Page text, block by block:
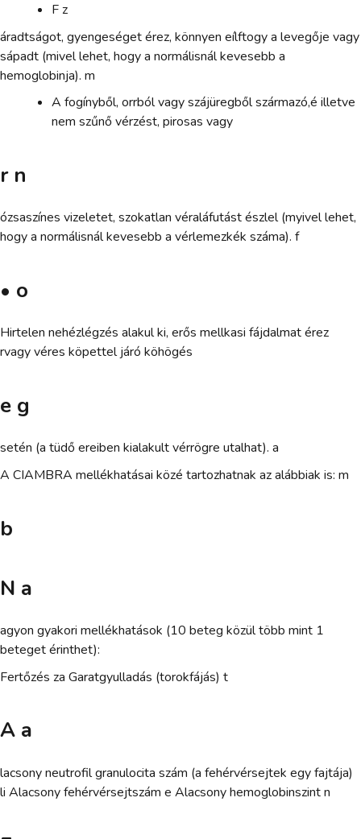
F z
áradtságot, gyengeséget érez, könnyen eílftogy a levegője vagy
sápadt (mivel lehet, hogy a normálisnál kevesebb a
hemoglobinja). m
A fogínyből, orrból vagy szájüregből származó,é illetve
nem szűnő vérzést, pirosas vagy
r n
ózsaszínes vizeletet, szokatlan véraláfutást észlel (myivel lehet,
hogy a normálisnál kevesebb a vérlemezkék száma). f
• o
Hirtelen nehézlégzés alakul ki, erős mellkasi fájdalmat érez
rvagy véres köpettel járó köhögés
e g
setén (a tüdő ereiben kialakult vérrögre utalhat). a
A CIAMBRA mellékhatásai közé tartozhatnak az alábbiak is: m
b
N a
agyon gyakori mellékhatások (10 beteg közül több mint 1
beteget érinthet):
Fertőzés za Garatgyulladás (torokfájás) t
A a
lacsony neutrofil granulocita szám (a fehérvérsejtek egy fajtája)
li Alacsony fehérvérsejtszám e Alacsony hemoglobinszint n